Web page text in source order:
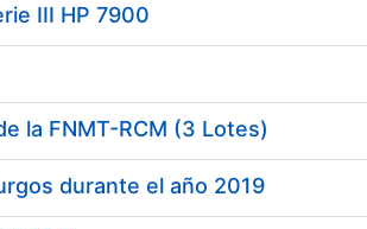
III HP 7900
la FNMT-RCM (3 Lotes)
durante el año 2019